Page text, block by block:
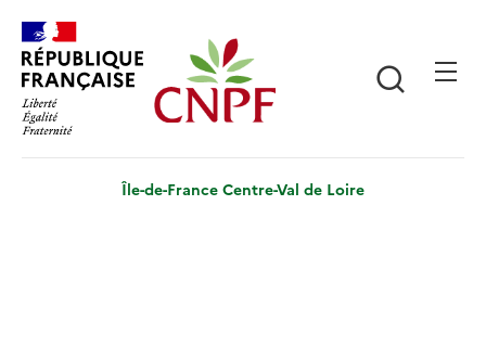
contenu
principal
Île-de-France Centre-Val de Loire